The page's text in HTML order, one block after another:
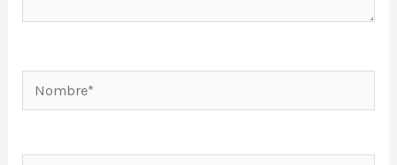
Nombre*